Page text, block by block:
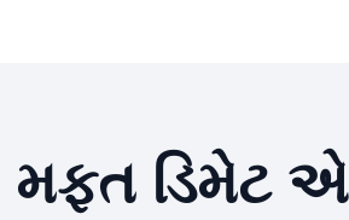
મફત ડિમેટ